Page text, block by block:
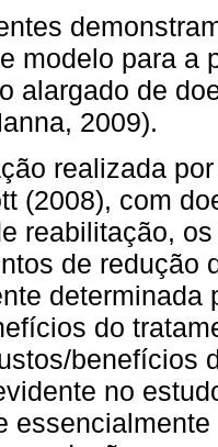
modelo para a
alargado de
2009).
realizada
(2008), com
reabilitação,
de redução
do
benefícios
no